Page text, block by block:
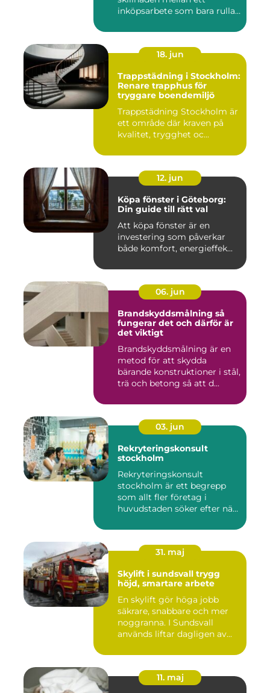
inköpsarbete som bara rullar
18. jun
Trappstädning i Stockholm:
Renare trapphus för
tryggare boendemiljö
Trappstädning Stockholm är
ett område där kraven på
kvalitet, trygghet oc...
12. jun
Köpa fönster i Göteborg:
Din guide till rätt val
Att köpa fönster är en
investering som påverkar
både komfort, energieffek...
06. jun
Brandskyddsmålning så
fungerar det och därför är
det viktigt
Brandskyddsmålning är en
metod för att skydda
bärande konstruktioner i stål,
trä och betong så att d...
03. jun
Rekryteringskonsult
stockholm
Rekryteringskonsult
stockholm är ett begrepp
som allt fler företag i
huvudstaden söker efter när
31. maj
Skylift i sundsvall trygg
höjd, smartare arbete
En skylift gör höga jobb
säkrare, snabbare och mer
noggranna. I Sundsvall
används liftar dagligen av...
11. maj